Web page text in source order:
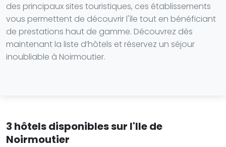
des principaux sites touristiques, ces établissements
vous permettent de découvrir l'île tout en bénéficiant
de prestations haut de gamme. Découvrez dès
maintenant la liste d’hôtels et réservez un séjour
inoubliable à Noirmoutier.
3 hôtels disponibles sur l'Ile de
Noirmoutier